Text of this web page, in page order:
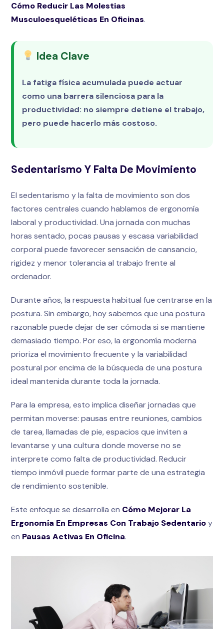
Cómo Reducir Las Molestias
Musculoesqueléticas En Oficinas.
Idea Clave
La fatiga física acumulada puede actuar
como una barrera silenciosa para la
productividad: no siempre detiene el trabajo,
pero puede hacerlo más costoso.
Sedentarismo Y Falta De Movimiento
El sedentarismo y la falta de movimiento son dos
factores centrales cuando hablamos de ergonomía
laboral y productividad. Una jornada con muchas
horas sentado, pocas pausas y escasa variabilidad
corporal puede favorecer sensación de cansancio,
rigidez y menor tolerancia al trabajo frente al
ordenador.
Durante años, la respuesta habitual fue centrarse en la
postura. Sin embargo, hoy sabemos que una postura
razonable puede dejar de ser cómoda si se mantiene
demasiado tiempo. Por eso, la ergonomía moderna
prioriza el movimiento frecuente y la variabilidad
postural por encima de la búsqueda de una postura
ideal mantenida durante toda la jornada.
Para la empresa, esto implica diseñar jornadas que
permitan moverse: pausas entre reuniones, cambios
de tarea, llamadas de pie, espacios que inviten a
levantarse y una cultura donde moverse no se
interprete como falta de productividad. Reducir
tiempo inmóvil puede formar parte de una estrategia
de rendimiento sostenible.
Este enfoque se desarrolla en Cómo Mejorar La
Ergonomía En Empresas Con Trabajo Sedentarioy
en Pausas Activas En Oficina.